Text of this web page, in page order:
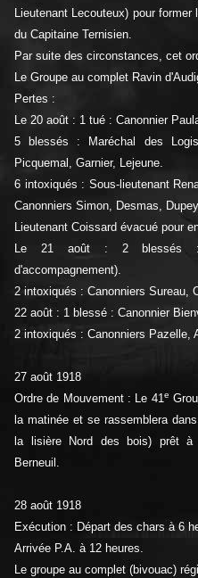
Lieutenant Lecouteux) pour
du Capitaine Ternisien.
Par suite des circonstances, cet
Le Groupe au complet Ravin
Pertes :
Le 20 août : 1 tué : Canonnier
5 blessés : Maréchal des Logis
Picquemal, Garnier, Lejeune.
6 intoxiqués : Sous-lieutenant
Canonniers Simon, Desmas,
Lieutenant Coissard évacué pour
Le 21 août : 2 blessés :
d'accompagnement).
2 intoxiqués : Canonniers Sureau,
22 août : 1 blessé : Canonnier
2 intoxiqués : Canonniers Pazelle,
27 août 1918
Ordre de Mouvement : Le 41e
la matinée et se rassemblera
la lisière Nord des bois) prêt
Berneuil.
28 août 1918
Exécution : Départ des chars à 6
Arrivée P.A. à 12 heures.
Le groupe au complet (bivouac)